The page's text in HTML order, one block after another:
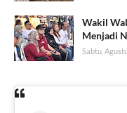
Wakil
Menjadi
Sabtu,